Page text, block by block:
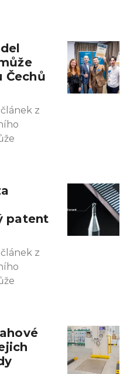
Čechů
z
patent
z